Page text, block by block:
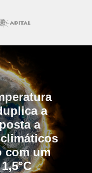
a
a
com um